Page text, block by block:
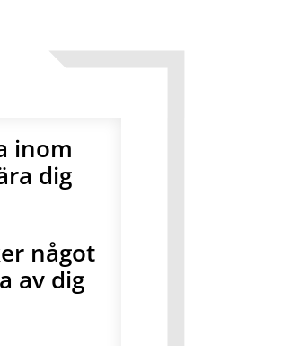
inom
dig
något
av dig